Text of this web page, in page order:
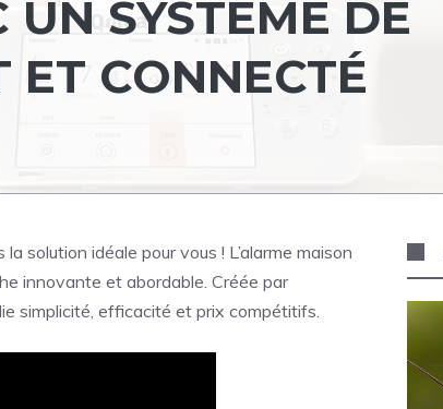
SYSTÈME DE
ET CONNECTÉ
solution idéale pour vous ! L’alarme maison
innovante et abordable. Créée par
simplicité, efficacité et prix compétitifs.